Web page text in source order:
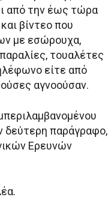
από την έως τώρα
βίντεο που
με εσώρουχα,
τουαλέτες
είτε από
αγνοούσαν.
δεύτερη παράγραφο,
Ερευνών